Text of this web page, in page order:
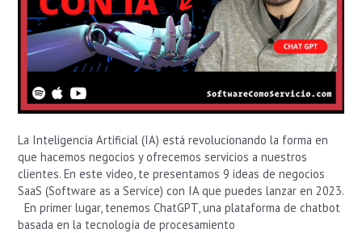
La Inteligencia Artificial (IA) está revolucionando la forma en
que hacemos negocios y ofrecemos servicios a nuestros
clientes. En este video, te presentamos 9 ideas de negocios
SaaS (Software as a Service) con IA que puedes lanzar en 2023.
En primer lugar, tenemos ChatGPT, una plataforma de chatbot
basada en la tecnología de procesamiento